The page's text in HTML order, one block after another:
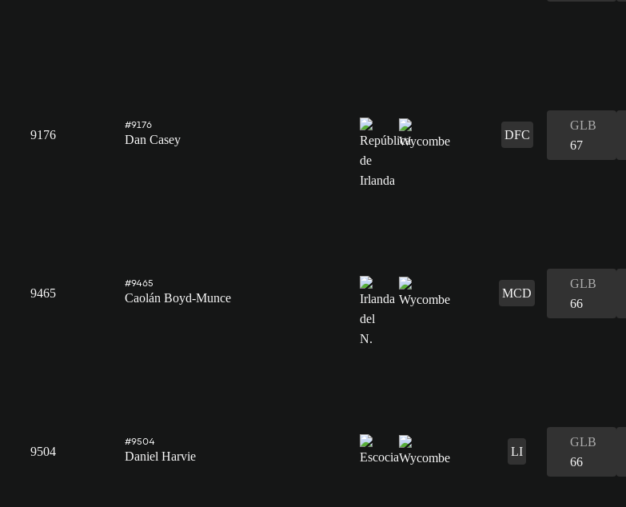
9176
#9176
Dan Casey DFC
GLB
67
9465
#9465
Caolán Boyd-Munce MCD
GLB
66
9504
#9504
Daniel Harvie LI
GLB
66